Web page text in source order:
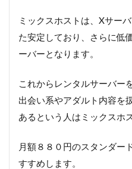
ミックスホストは、Xサー
た安定しており、さらに低
ーバーとなります。
これからレンタルサーバー
出会い系やアダルト内容を
あるという人はミックスホ
月額８８０円のスタンダー
すすめします。